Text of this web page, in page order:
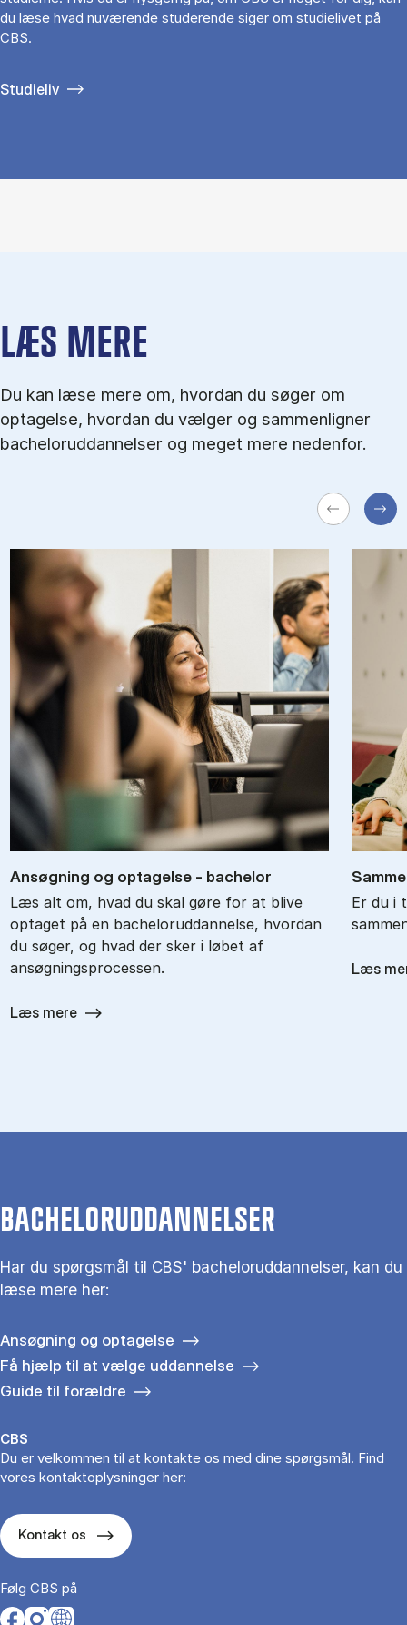
du læse hvad nuværende studerende siger om studielivet på
CBS.
Studieliv
LÆS MERE
Du kan læse mere om, hvordan du søger om
optagelse, hvordan du vælger og sammenligner
bacheloruddannelser og meget mere nedenfor.
An­søg­ning og op­ta­gel­se - ba­chel­or
Læs alt om, hvad du skal gøre for at blive
optaget på en bacheloruddannelse, hvordan
du søger, og hvad der sker i løbet af
ansøgningsprocessen.
Læs mere
Er du i
Læs
BACHELORUDDANNELSER
Har du spørgsmål til CBS' bacheloruddannelser, kan du
læse mere her:
Ansøgning og optagelse
Få hjælp til at vælge uddannelse
Guide til forældre
CBS
Du er velkommen til at kontakte os med dine spørgsmål. Find
vores kontaktoplysninger her:
Kontakt os
Følg CBS på
Opens in a new tab
Opens in a new tab
Opens in a new tab